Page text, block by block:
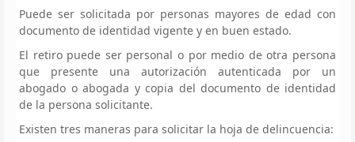
Puede ser solicitada por personas mayores de edad con
documento de identidad vigente y en buen estado.
El retiro puede ser personal o por medio de otra persona
que presente una autorización autenticada por un
abogado o abogada y copia del documento de identidad
de la persona solicitante.
Existen tres maneras para solicitar la hoja de delincuencia: